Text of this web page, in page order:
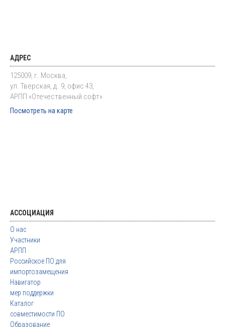
АДРЕС
125009, г. Москва,
ул. Тверская, д. 9, офис 43,
АРПП «Отечественный софт»
Посмотреть на карте
АССОЦИАЦИЯ
О нас
Участники
АРПП
Российское ПО для
импортозамещения
Навигатор
мер поддержки
Каталог
совместимости ПО
Образование